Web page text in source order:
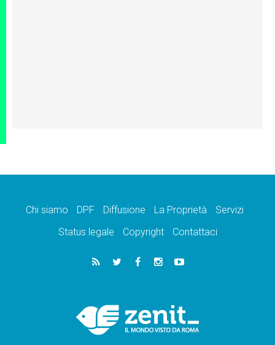
Chi siamo DPF Diffusione La Proprietà
Servizi
Status legale
Copyright Contattaci